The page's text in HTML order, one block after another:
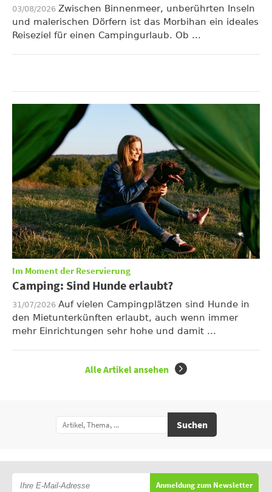
03/08/2026 Zwischen Binnenmeer, unberührten Inseln
und malerischen Dörfern ist das Morbihan ein ideales
Reiseziel für einen Campingurlaub. Ob ...
Im Moment der Reservierung
Camping: Sind Hunde erlaubt?
31/07/2026 Auf vielen Campingplätzen sind Hunde in
den Mietunterkünften erlaubt, auch wenn immer
mehr Einrichtungen sehr hohe und damit ...
Alle Artikel ansehen
Suchen
Anmeldung zum Newsletter